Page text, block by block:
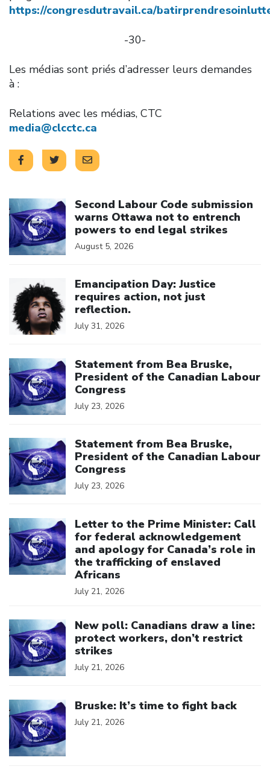
https://congresdutravail.ca/
-30-
Les médias sont priés d’adresser leurs demandes
à :
Relations avec les médias, CTC
media@clcctc.ca
Second Labour Code submission
warns Ottawa not to entrench
powers to end legal strikes
August 5, 2026
Emancipation Day: Justice
requires action, not just
reflection.
July 31, 2026
Statement from Bea Bruske,
President of the Canadian Labour
Congress
July 23, 2026
Statement from Bea Bruske,
President of the Canadian Labour
Congress
July 23, 2026
Letter to the Prime Minister: Call
for federal acknowledgement
and apology for Canada’s role in
the trafficking of enslaved
Africans
July 21, 2026
New poll: Canadians draw a line:
protect workers, don’t restrict
strikes
July 21, 2026
Bruske: It’s time to fight back
July 21, 2026